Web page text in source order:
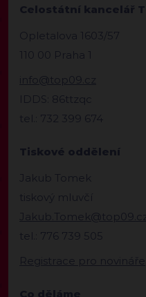
Celostátní kancelář
Opletalova 1603/57
110 00 Praha 1
info@top09.cz
IDDS: 86ttzqc
tel.: 732 399 674
Tiskové oddělení
Jakub Tomek
tiskový mluvčí
tel.: 776 739 505
Registrace pro novináře
Co děláme